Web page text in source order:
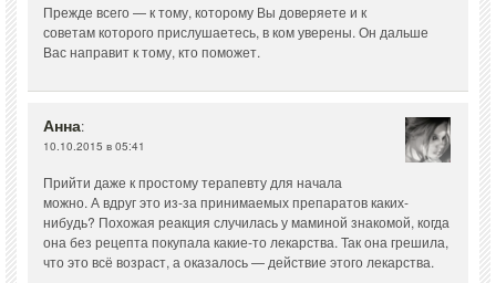
Прежде всего — к тому, которому Вы доверяете и к
советам которого прислушаетесь, в ком уверены. Он дальше
Вас направит к тому, кто поможет.
Анна:
10.10.2015 в 05:41
Прийти даже к простому терапевту для начала
можно. А вдруг это из-за принимаемых препаратов каких-
нибудь? Похожая реакция случилась у маминой знакомой, когда
она без рецепта покупала какие-то лекарства. Так она грешила,
что это всё возраст, а оказалось — действие этого лекарства.